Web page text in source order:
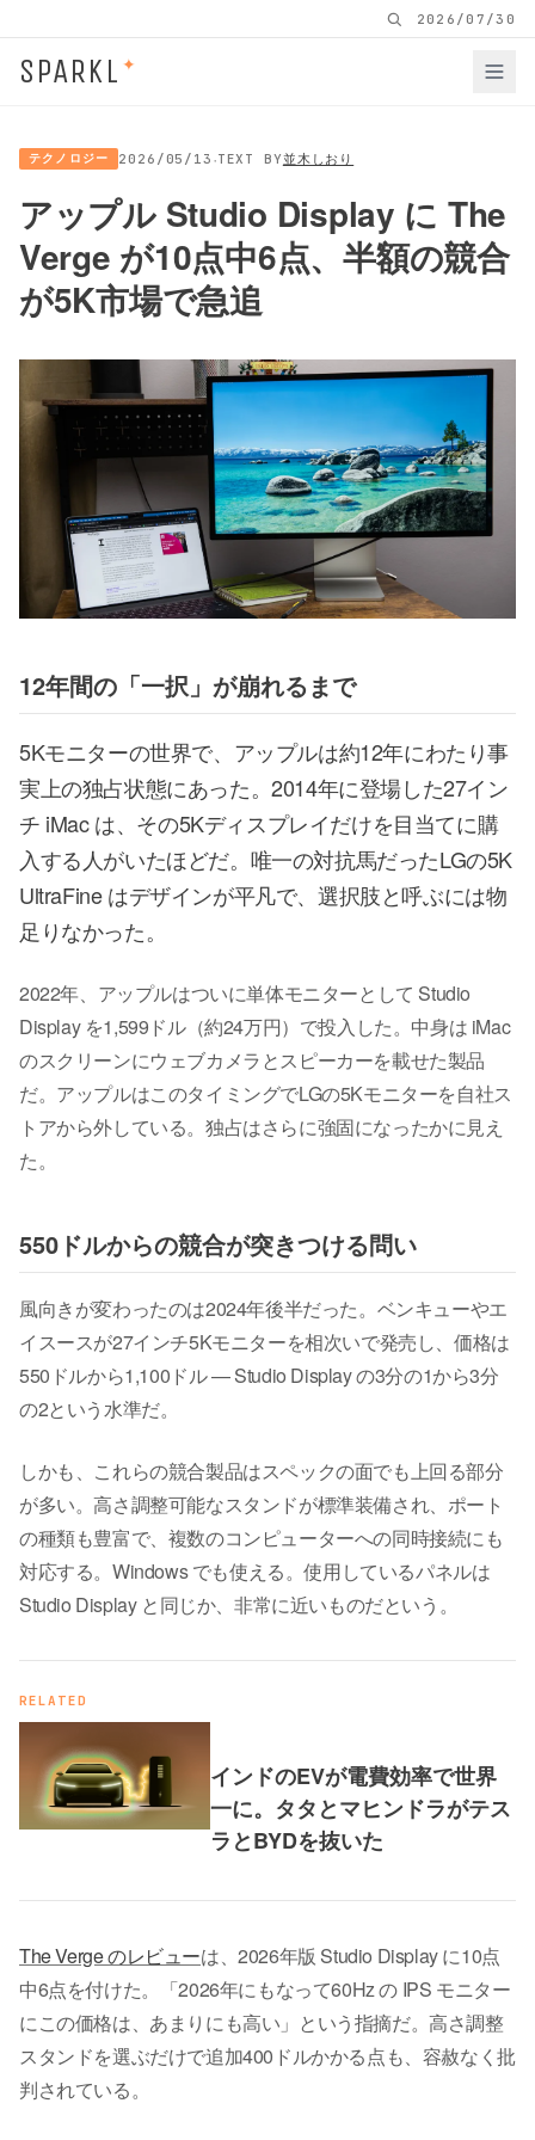
2026/07/30
SPARKL ✦
テクノロジー 2026/05/13 ·TEXT BY並木しおり
アップル Studio Display に The
Verge が10点中6点、半額の競合
が5K市場で急追
12年間の「一択」が崩れるまで
5Kモニターの世界で、アップルは約12年にわたり事
実上の独占状態にあった。2014年に登場した27イン
チ iMac は、その5Kディスプレイだけを目当てに購
入する人がいたほどだ。唯一の対抗馬だったLGの5K
UltraFine はデザインが平凡で、選択肢と呼ぶには物
足りなかった。
2022年、アップルはついに単体モニターとして Studio
Display を1,599ドル（約24万円）で投入した。中身は iMac
のスクリーンにウェブカメラとスピーカーを載せた製品
だ。アップルはこのタイミングでLGの5Kモニターを自社ス
トアから外している。独占はさらに強固になったかに見え
た。
550ドルからの競合が突きつける問い
風向きが変わったのは2024年後半だった。ベンキューやエ
イスースが27インチ5Kモニターを相次いで発売し、価格は
550ドルから1,100ドル — Studio Display の3分の1から3分
の2という水準だ。
しかも、これらの競合製品はスペックの面でも上回る部分
が多い。高さ調整可能なスタンドが標準装備され、ポート
の種類も豊富で、複数のコンピューターへの同時接続にも
対応する。Windows でも使える。使用しているパネルは
Studio Display と同じか、非常に近いものだという。
RELATED
インドのEVが電費効率で世界
一に。タタとマヒンドラがテス
ラとBYDを抜いた
The Verge のレビューは、2026年版 Studio Display に10点
中6点を付けた。「2026年にもなって60Hz の IPS モニター
にこの価格は、あまりにも高い」という指摘だ。高さ調整
スタンドを選ぶだけで追加400ドルかかる点も、容赦なく批
判されている。